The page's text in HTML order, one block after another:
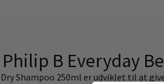
B Everyday
Shampoo 250ml er udviklet til at